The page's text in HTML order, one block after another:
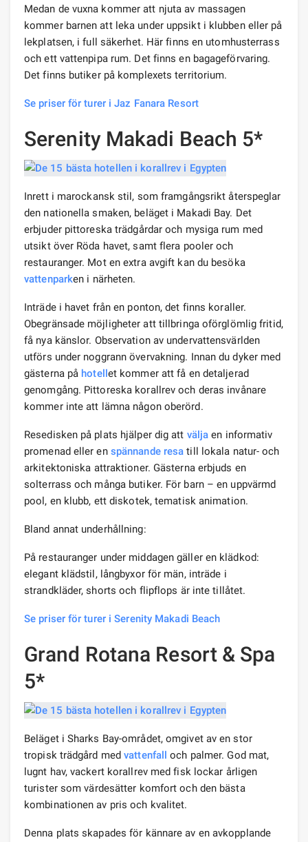
Medan de vuxna kommer att njuta av massagen
kommer barnen att leka under uppsikt i klubben eller på
lekplatsen, i full säkerhet. Här finns en utomhusterrass
och ett vattenpipa rum. Det finns en bagageförvaring.
Det finns butiker på komplexets territorium.
Se priser för turer i Jaz Fanara Resort
Serenity Makadi Beach 5*
Inrett i marockansk stil, som framgångsrikt återspeglar
den nationella smaken, beläget i Makadi Bay. Det
erbjuder pittoreska trädgårdar och mysiga rum med
utsikt över Röda havet, samt flera pooler och
restauranger. Mot en extra avgift kan du besöka
vattenparken i närheten.
Inträde i havet från en ponton, det finns koraller.
Obegränsade möjligheter att tillbringa oförglömlig fritid,
få nya känslor. Observation av undervattensvärlden
utförs under noggrann övervakning. Innan du dyker med
gästerna på hotellet kommer att få en detaljerad
genomgång. Pittoreska korallrev och deras invånare
kommer inte att lämna någon oberörd.
Resedisken på plats hjälper dig att välja en informativ
promenad eller en spännande resa till lokala natur- och
arkitektoniska attraktioner. Gästerna erbjuds en
solterrass och många butiker. För barn – en uppvärmd
pool, en klubb, ett diskotek, tematisk animation.
Bland annat underhållning:
På restauranger under middagen gäller en klädkod:
elegant klädstil, långbyxor för män, inträde i
strandkläder, shorts och flipflops är inte tillåtet.
Se priser för turer i Serenity Makadi Beach
Grand Rotana Resort & Spa
5*
Beläget i Sharks Bay-området, omgivet av en stor
tropisk trädgård medvattenfall och palmer. God mat,
lugnt hav, vackert korallrev med fisk lockar årligen
turister som värdesätter komfort och den bästa
kombinationen av pris och kvalitet.
Denna plats skapades för kännare av en avkopplande